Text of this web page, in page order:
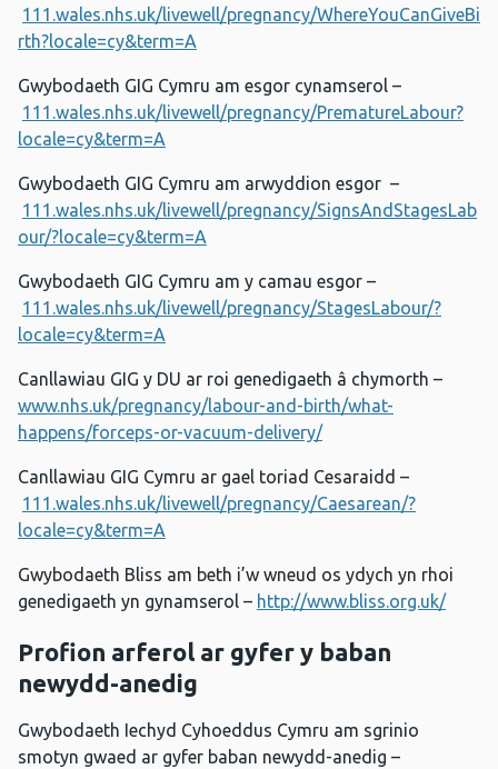
111.wales.nhs.uk/livewell/pregnancy/WhereYouCanGiveBi
rth?locale=cy&term=A
Gwybodaeth GIG Cymru am esgor cynamserol –
111.wales.nhs.uk/livewell/pregnancy/PrematureLabour?
locale=cy&term=A
Gwybodaeth GIG Cymru am arwyddion esgor –
111.wales.nhs.uk/livewell/pregnancy/SignsAndStagesLab
our/?locale=cy&term=A
Gwybodaeth GIG Cymru am y camau esgor –
111.wales.nhs.uk/livewell/pregnancy/StagesLabour/?
locale=cy&term=A
Canllawiau GIG y DU ar roi genedigaeth â chymorth –
www.nhs.uk/pregnancy/labour-and-birth/what-
happens/forceps-or-vacuum-delivery/
Canllawiau GIG Cymru ar gael toriad Cesaraidd –
111.wales.nhs.uk/livewell/pregnancy/Caesarean/?
locale=cy&term=A
Gwybodaeth Bliss am beth i’w wneud os ydych yn rhoi
genedigaeth yn gynamserol – http://www.bliss.org.uk/
Profion arferol ar gyfer y baban
newydd-anedig
Gwybodaeth Iechyd Cyhoeddus Cymru am sgrinio
smotyn gwaed ar gyfer baban newydd-anedig –